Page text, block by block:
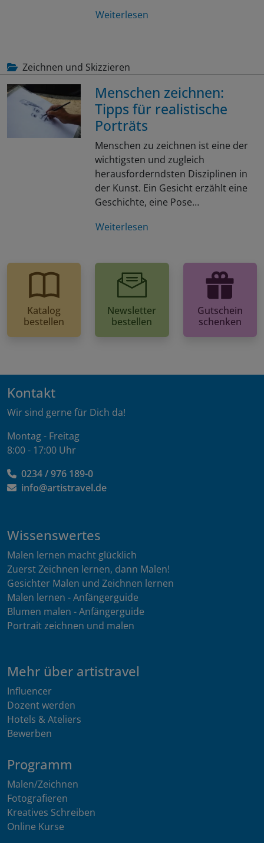
Weiterlesen
Zeichnen und Skizzieren
Menschen zeichnen:
Tipps für realistische
Porträts
Menschen zu zeichnen ist eine der
wichtigsten und zugleich
herausforderndsten Disziplinen in
der Kunst. Ein Gesicht erzählt eine
Geschichte, eine Pose…
Weiterlesen
Katalog
bestellen
Newsletter
bestellen
Gutschein
schenken
Kontakt
Wir sind gerne für Dich da!
Montag - Freitag
8:00 - 17:00 Uhr
0234 / 976 189-0
info@artistravel.de
Wissenswertes
Malen lernen macht glücklich
Zuerst Zeichnen lernen, dann Malen!
Gesichter Malen und Zeichnen lernen
Malen lernen - Anfängerguide
Blumen malen - Anfängerguide
Portrait zeichnen und malen
Mehr über artistravel
Influencer
Dozent werden
Hotels & Ateliers
Bewerben
Programm
Malen/Zeichnen
Fotografieren
Kreatives Schreiben
Online Kurse